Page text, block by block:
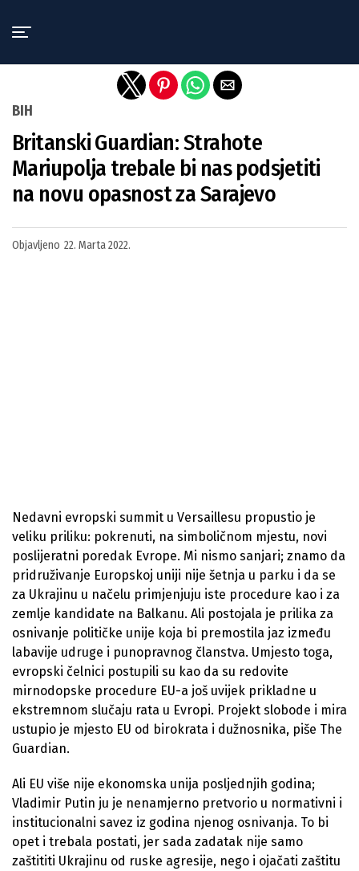
BIH
Britanski Guardian: Strahote
Mariupolja trebale bi nas podsjetiti
na novu opasnost za Sarajevo
Objavljeno 22. Marta 2022.
Nedavni evropski summit u Versaillesu propustio je
veliku priliku: pokrenuti, na simboličnom mjestu, novi
poslijeratni poredak Evrope. Mi nismo sanjari; znamo da
pridruživanje Europskoj uniji nije šetnja u parku i da se
za Ukrajinu u načelu primjenjuju iste procedure kao i za
zemlje kandidate na Balkanu. Ali postojala je prilika za
osnivanje političke unije koja bi premostila jaz između
labavije udruge i punopravnog članstva. Umjesto toga,
evropski čelnici postupili su kao da su redovite
mirnodopske procedure EU-a još uvijek prikladne u
ekstremnom slučaju rata u Evropi. Projekt slobode i mira
ustupio je mjesto EU od birokrata i dužnosnika, piše The
Guardian.
Ali EU više nije ekonomska unija posljednjih godina;
Vladimir Putin ju je nenamjerno pretvorio u normativni i
institucionalni savez iz godina njenog osnivanja. To bi
opet i trebala postati, jer sada zadatak nije samo
zaštititi Ukrajinu od ruske agresije, nego i ojačati zaštitu